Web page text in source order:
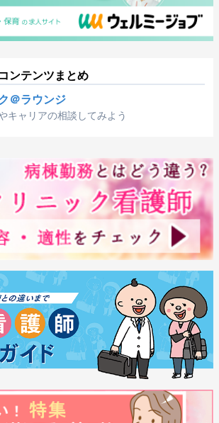
ンテンツまとめ
＠ラウンジ
キャリアの相談してみよう